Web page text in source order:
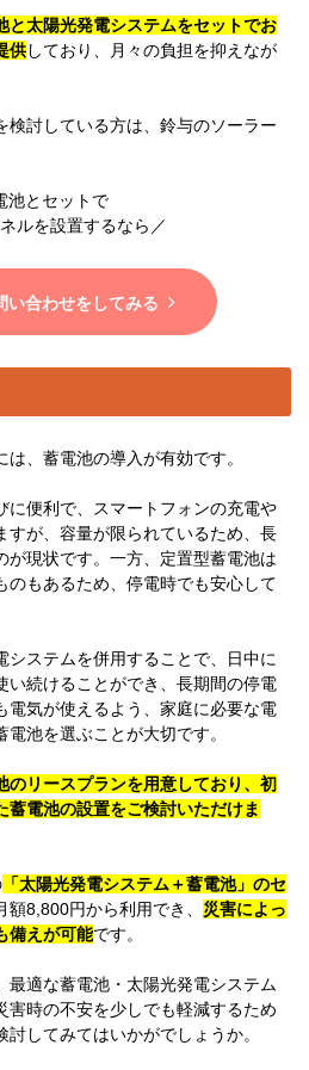
と太陽光発電システムをセットでお
供しており、月々の負担を抑えなが
検討している方は、鈴与のソーラー
池とセットで
ルを設置するなら／
い合わせをしてみる
、蓄電池の導入が有効です。
に便利で、スマートフォンの充電や
すが、容量が限られているため、長
が現状です。一方、定置型蓄電池は
のもあるため、停電時でも安心して
システムを併用することで、日中に
い続けることができ、長期間の停電
電気が使えるよう、家庭に必要な電
池を選ぶことが大切です。
のリースプランを用意しており、初
蓄電池の設置をご検討いただけま
「太陽光発電システム＋蓄電池」のセ
額8,800円から利用でき、 災害によっ
備えが可能です。
最適な蓄電池・太陽光発電システム
害時の不安を少しでも軽減するため
してみてはいかがでしょうか。